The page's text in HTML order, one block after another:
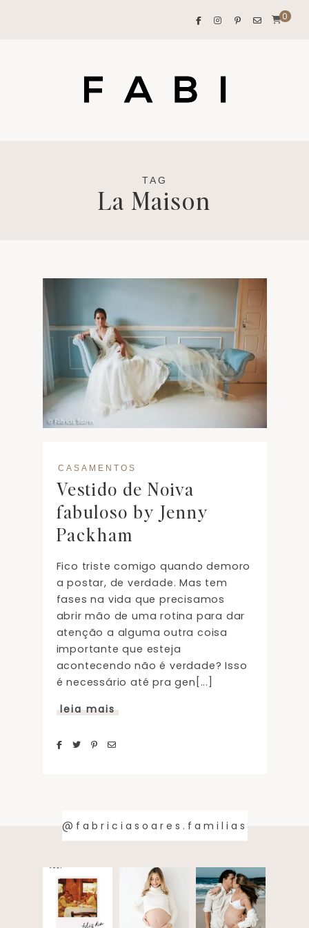
0
TAG
La Maison
CASAMENTOS
Vestido de Noiva
fabuloso by Jenny
Packham
Fico triste comigo quando demoro
a postar, de verdade. Mas tem
fases na vida que precisamos
abrir mão de uma rotina para dar
atenção a alguma outra coisa
importante que esteja
acontecendo não é verdade? Isso
é necessário até pra gen[...]
leia mais
@fabriciasoares.familias